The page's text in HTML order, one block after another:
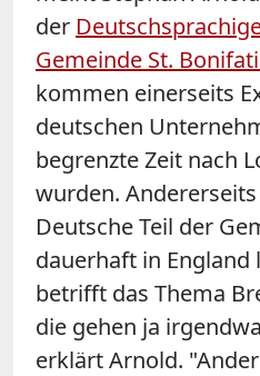
der
Gemeinde St.
kommen einerseits
deutschen
begrenzte Zeit nach
wurden.
Deutsche Teil der
dauerhaft in England
betrifft das Thema
die gehen ja
erklärt Arnold.